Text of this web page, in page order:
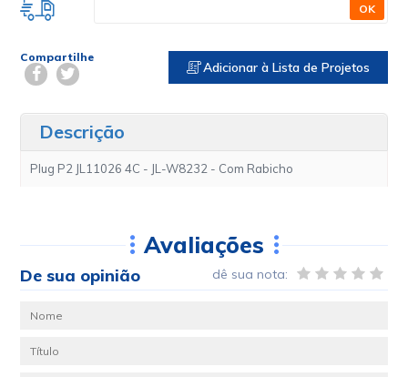
OK
Compartilhe
Adicionar à Lista de Projetos
Descrição
Plug P2 JL11026 4C - JL-W8232 - Com Rabicho
Avaliações
De sua opinião dê sua nota: